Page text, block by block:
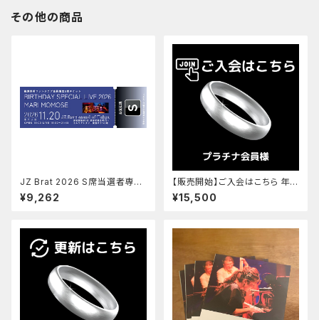
その他の商品
JZ Brat 2026 S席当選者専用
チケット チケット¥8,500 ＋ サ
ービス手数料¥652 ＋ 送料¥11
¥9,262
【販売開始】ご入会はこちら 年会
費 プラチナ会員様 ¥15,000
(税・送料込)＋入会費 ¥500(税
¥15,500